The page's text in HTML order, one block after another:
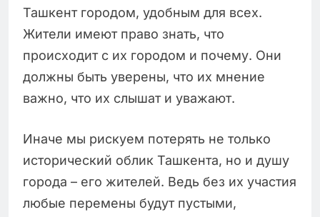
Ташкент городом, удобным для всех.
Жители имеют право знать, что
происходит с их городом и почему. Они
должны быть уверены, что их мнение
важно, что их слышат и уважают.
Иначе мы рискуем потерять не только
исторический облик Ташкента, но и душу
города – его жителей. Ведь без их участия
любые перемены будут пустыми,